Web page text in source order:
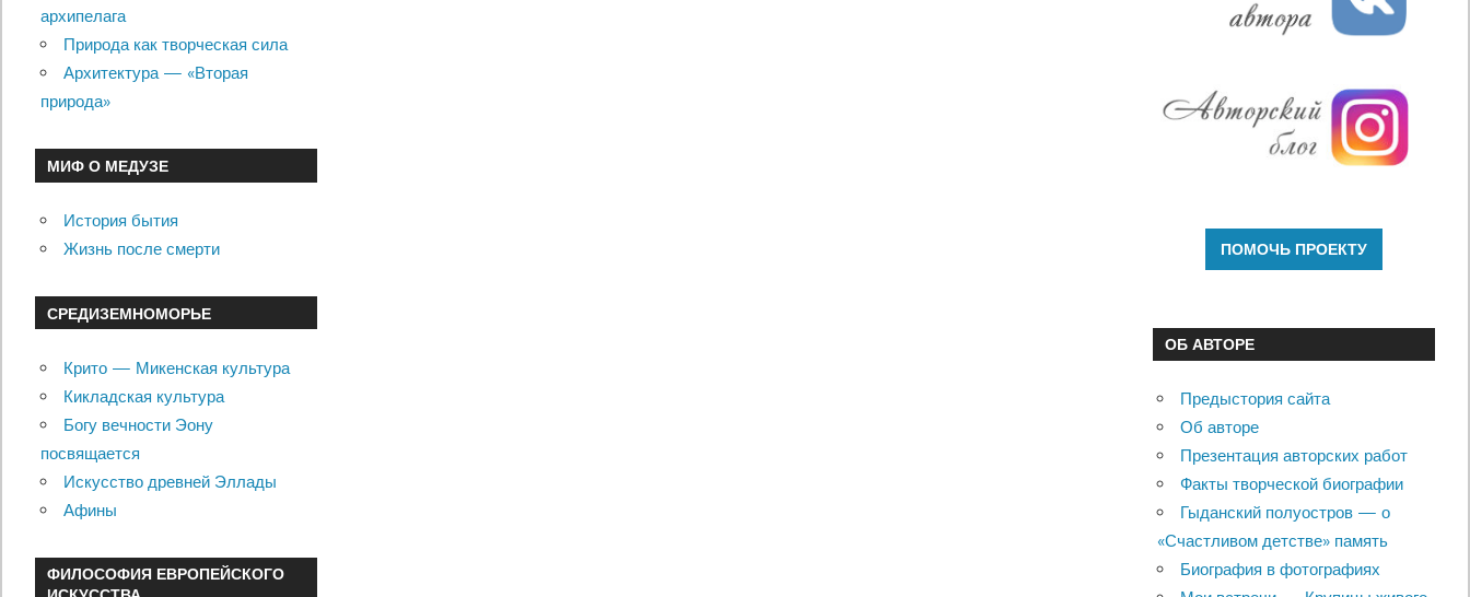
архипелага
Природа как творческая сила
Архитектура — «Вторая
природа»
МИФ О МЕДУЗЕ
История бытия
Жизнь после смерти
СРЕДИЗЕМНОМОРЬЕ
Крито — Микенская культура
Кикладская культура
Богу вечности Эону
посвящается
Искусство древней Эллады
Афины
ФИЛОСОФИЯ ЕВРОПЕЙСКОГО
ОБ АВТОРЕ
Предыстория сайта
Об авторе
Презентация авторских работ
Факты творческой биографии
Гыданский полуостров — о
«Счастливом детстве» память
Биография в фотографиях